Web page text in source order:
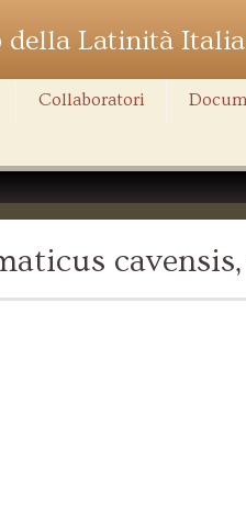
Latinità
Collaboratori